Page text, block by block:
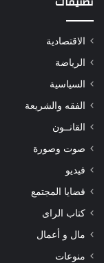
الاقتصادية
الرياضة
السياسية
الفقه والشريعة
القانــون
صوت وصورة
فيديو
قضايا المجتمع
كتاب الراى
مال و أعمال
منوعات